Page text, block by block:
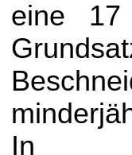
eine 17
In